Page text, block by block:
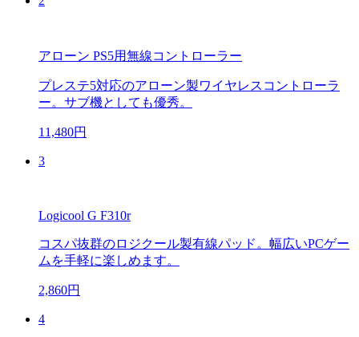
アローン PS5用無線コントローラー
プレステ5対応のアローン製ワイヤレスコントローラ
ー。サブ機としても優秀。
11,480円
3
Logicool G F310r
コスパ抜群のロジクール製有線パッド。幅広いPCゲー
ムを手軽に楽しめます。
2,860円
4